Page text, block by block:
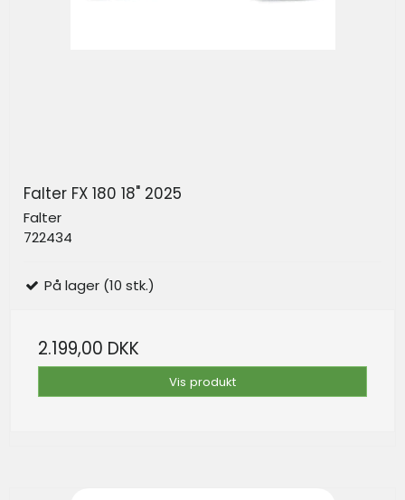
Falter FX 180 18" 2025
Falter
722434
På lager (10 stk.)
2.199,00 DKK
Vis produkt